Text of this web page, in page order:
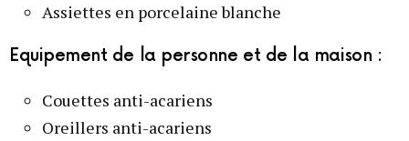
Assiettes en porcelaine blanche
Equipement de la personne et de la maison :
Couettes anti-acariens
Oreillers anti-acariens